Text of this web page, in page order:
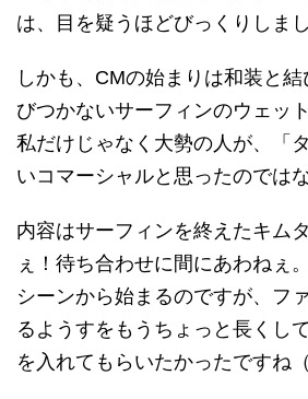
は、目を疑うほどびっくりしまし
しかも、CMの始まりは和装と
びつかないサーフィンのウェッ
私だけじゃなく大勢の人が、「
いコマーシャルと思ったのでは
内容はサーフィンを終えたキム
ぇ！待ち合わせに間にあわねぇ
シーンから始まるのですが、フ
るようすをもうちょっと長くし
を入れてもらいたかったですね（